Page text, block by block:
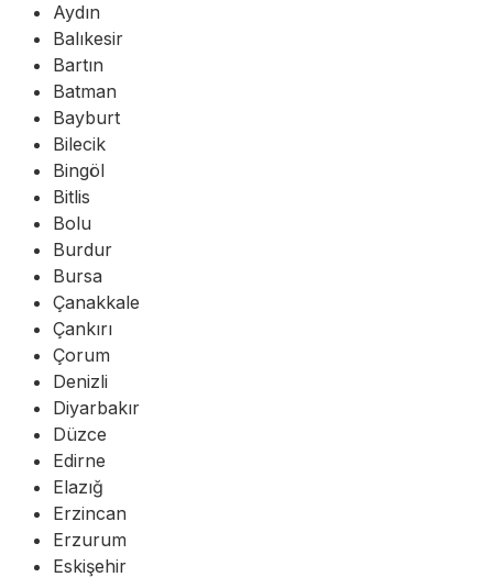
Aydın
Balıkesir
Bartın
Batman
Bayburt
Bilecik
Bingöl
Bitlis
Bolu
Burdur
Bursa
Çanakkale
Çankırı
Çorum
Denizli
Diyarbakır
Düzce
Edirne
Elazığ
Erzincan
Erzurum
Eskişehir